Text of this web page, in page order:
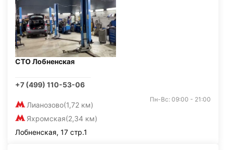
СТО Лобненская
+7 (499) 110-53-06
Лианозово(1,72 км)
Яхромская(2,34 км)
Пн-Вс: 09:00 - 21:00
Лобненская, 17 стр.1